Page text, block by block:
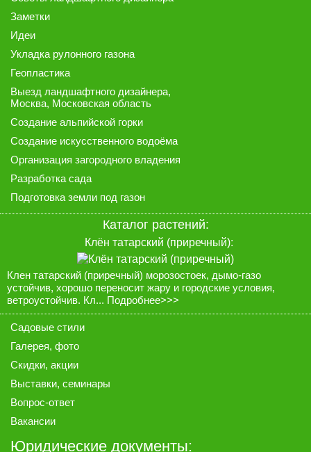
Заметки
Идеи
Укладка рулонного газона
Геопластика
Выезд ландшафтного дизайнера,
Москва, Московская область
Создание альпийской горки
Создание искусственного водоёма
Организация загородного владения
Разработка сада
Подготовка земли под газон
Каталог растений:
Клён татарский (приречный):
Клен татарский (приречный) морозостоек, дымо-газо
устойчив, хорошо переносит жару и городские условия,
ветроустойчив. Кл... Подробнее>>>
Садовые стили
Галерея, фото
Скидки, акции
Выставки, семинары
Вопрос-ответ
Вакансии
Юридические документы: